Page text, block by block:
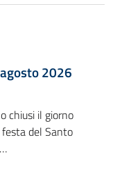
2026
chiusi il giorno
del Santo